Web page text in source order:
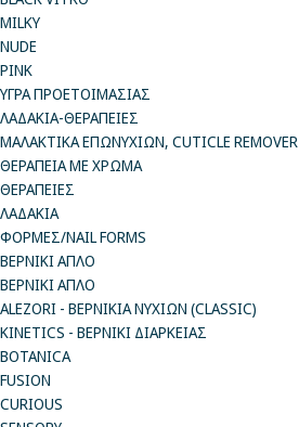
MILKY
NUDE
PINK
ΥΓΡΑ ΠΡΟΕΤΟΙΜΑΣΙΑΣ
ΛΑΔΑΚΙΑ-ΘΕΡΑΠΕΙΕΣ
ΜΑΛΑΚΤΙΚΑ ΕΠΩΝΥΧΙΩΝ, CUTICLE REMOVER
ΘΕΡΑΠΕΙΑ ΜΕ ΧΡΩΜΑ
ΘΕΡΑΠΕΙΕΣ
ΛΑΔΑΚΙΑ
ΦΟΡΜΕΣ/NAIL FORMS
ΒΕΡΝΙΚΙ ΑΠΛΟ
ΒΕΡΝΙΚΙ ΑΠΛΟ
ALEZORI - ΒΕΡΝΙΚΙΑ ΝΥΧΙΩΝ (CLASSIC)
KINETICS - ΒΕΡΝΙΚΙ ΔΙΑΡΚΕΙΑΣ
BOTANICA
FUSION
CURIOUS